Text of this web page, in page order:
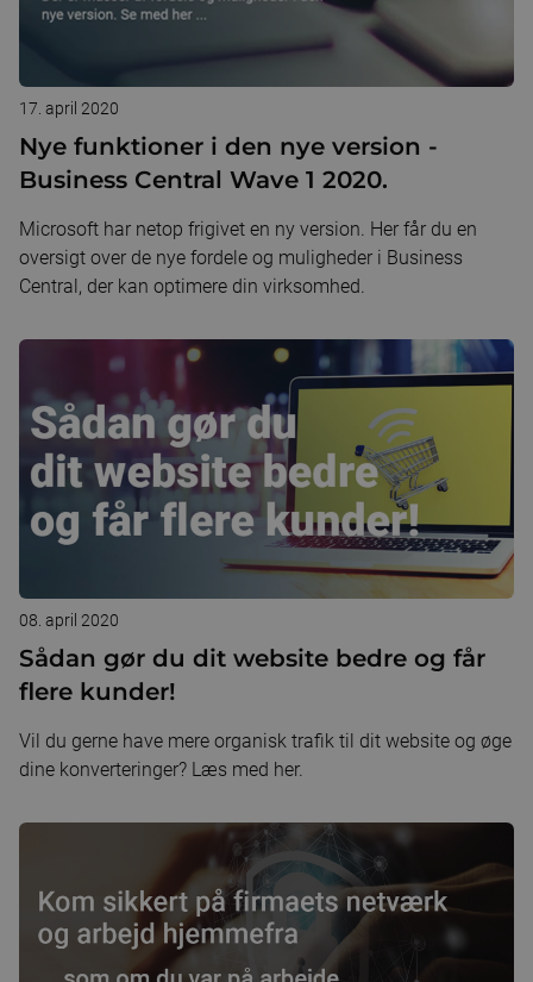
17. april 2020
Nye funktioner i den nye version -
Business Central Wave 1 2020.
Microsoft har netop frigivet en ny version. Her får du en
oversigt over de nye fordele og muligheder i Business
Central, der kan optimere din virksomhed.
08. april 2020
Sådan gør du dit website bedre og får
flere kunder!
Vil du gerne have mere organisk trafik til dit website og øge
dine konverteringer? Læs med her.